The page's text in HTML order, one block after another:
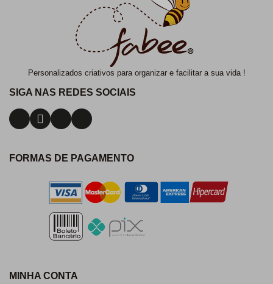
Personalizados criativos para organizar e facilitar a sua vida !
SIGA NAS REDES SOCIAIS
FORMAS DE PAGAMENTO
MINHA CONTA